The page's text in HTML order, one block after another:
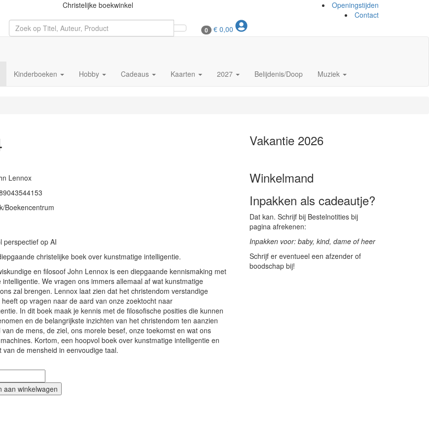
Christelijke boekwinkel
Openingstijden
Contact
0 € 0,00
Kinderboeken Hobby Cadeaus Kaarten 2027 Belijdenis/Doop Muziek
Lennox
Boekencentrum
perspectief op AI
christelijke boek over kunstmatige intelligentie.
en filosoof John Lennox is een diepgaande kennismaking met
intelligentie. We vragen ons immers allemaal af wat kunstmatige
zal brengen. Lennox laat zien dat het christendom verstandige
op vragen naar de aard van onze zoektocht naar
In dit boek maak je kennis met de filosofische posities die kunnen
en de belangrijkste inzichten van het christendom ten aanzien
van de mens, de ziel, ons morele besef, onze toekomst en wat ons
Kortom, een hoopvol boek over kunstmatige intelligentie en
van de mensheid in eenvoudige taal.
aan winkelwagen
Vakantie 2026
Winkelmand
Inpakken als cadeautje?
Dat kan. Schrijf bij Bestelnotities bij
pagina afrekenen:
Inpakken voor: baby, kind, dame of heer
Schrijf er eventueel een afzender of
boodschap bij!